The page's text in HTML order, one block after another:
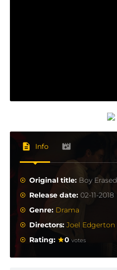
Info
Original title: Boy Erased
Release date:02-11-2018
Genre: Drama
Directors:Joel Edgerton
Rating:
0 votes